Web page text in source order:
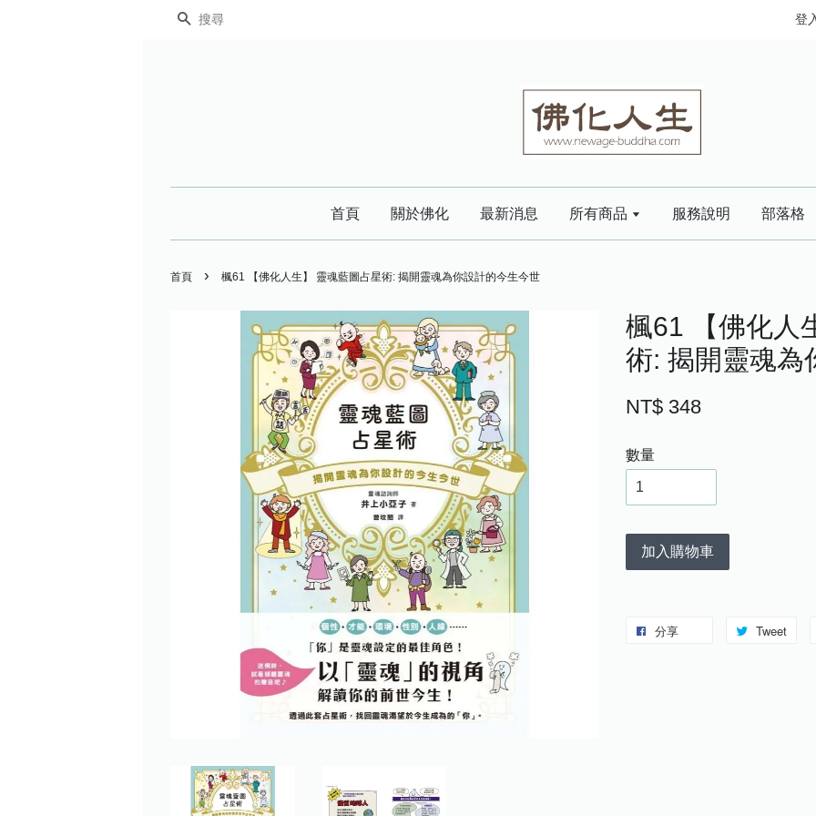
搜尋 登
首頁 關於佛化 最新消息 所有商品 服務說明 部落格
首頁 › 楓61 【佛化人生】 靈魂藍圖占星術: 揭開靈魂為你設計的今生今世
楓61 【佛化人
術: 揭開靈魂為
NT$ 348
數量
加入購物車
分享 Tweet